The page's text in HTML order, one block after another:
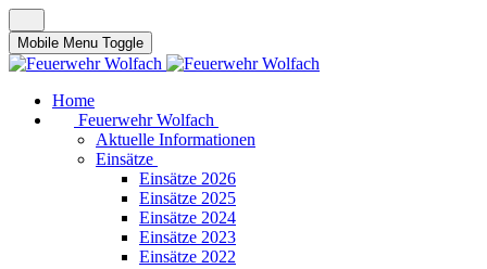
Mobile Menu Toggle
Home
Feuerwehr Wolfach
Aktuelle Informationen
Einsätze
Einsätze 2026
Einsätze 2025
Einsätze 2024
Einsätze 2023
Einsätze 2022